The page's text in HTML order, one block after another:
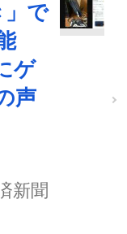
」で
ゲ
声
新聞